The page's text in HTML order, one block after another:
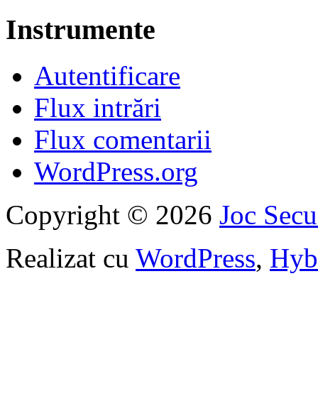
Instrumente
Autentificare
Flux intrări
Flux comentarii
WordPress.org
Copyright © 2026 Joc
Realizat cu WordPress,